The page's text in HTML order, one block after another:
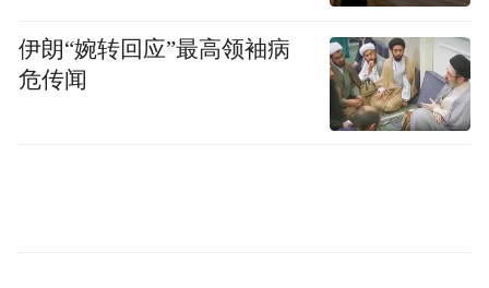
2026年5月，任重庆市巫溪县委副书记、县政
伊朗“婉转回应”最高领袖病
危传闻